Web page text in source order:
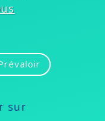
sur